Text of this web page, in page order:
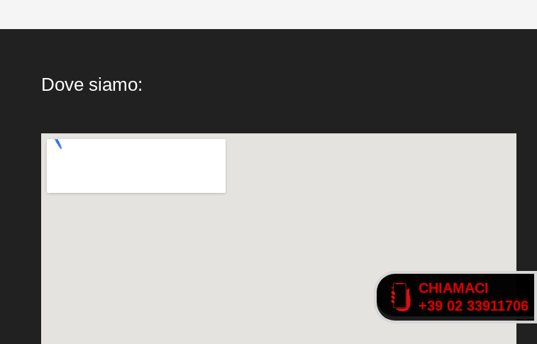
CHIAMACI
+39 02 33911706
Dove siamo:
CHIAMACI
+39 02 33911706